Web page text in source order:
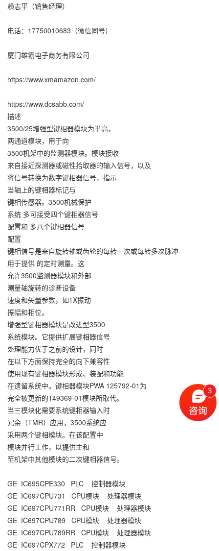
赖志平（销售经理）
电话：17750010683（微信同号）
厦门雄霸电子商务有限公司
https://www.xmamazon.com/
https://www.dcsabb.com/
描述
3500/25增强型键相器模块为半高，
两通道模块，用于向
3500机架中的监测器模块。模块接收
来自接近探测器或磁性拾取器的输入信号，以及
将信号转换为数字键相器信号，指示
当轴上的键相器标记与
键相传感器。3500机械保护
系统 多可接受四个键相器信号
配置和 多八个键相器信号
配置
键相信号是来自旋转轴或齿轮的每转一次或每转多次脉冲
用于提供 的定时测量。这
允许3500监测器模块和外部
测量轴旋转的诊断设备
速度和矢量参数，如1X振动
振幅和相位。
增强型键相器模块是改进型3500
系统模块。它提供扩展键相器信号
处理能力优于之前的设计，同时
在以下方面保持完全的向下兼容性
使用现有键相器模块形成、装配和功能
在遗留系统中。键相器模块PWA 125792-01为
完全被更新的149369-01模块所取代。
当三模块化需要系统键相器输入时
冗余（TMR）应用，3500系统应
采用两个键相模块。在该配置中
模块并行工作，以提供主和
至机架中其他模块的二次键相器信号。
GE IC695CPE330 PLC 控制器模块
GE IC697CPU731 CPU模块 处理器模块
GE IC697CPU771RR CPU模块 处理器模块
GE IC697CPU789 CPU模块 处理器模块
GE IC697CPU789RR CPU模块 处理器模块
GE IC697CPX772 PLC 控制器模块
3